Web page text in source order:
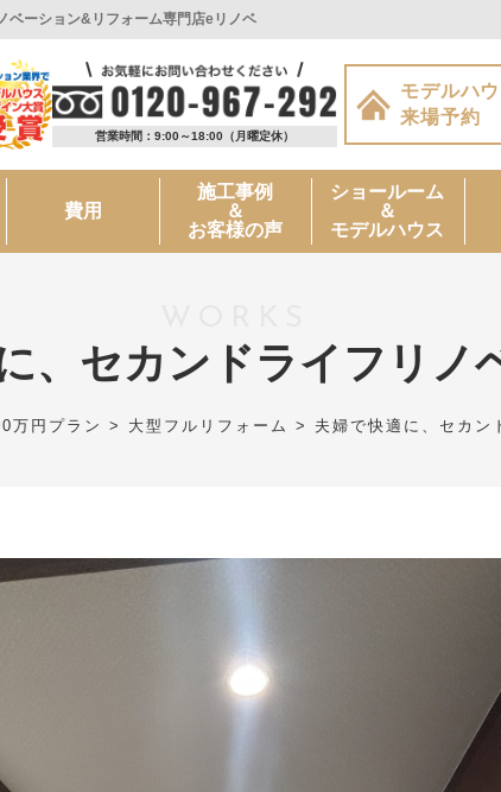
ベーション&リフォーム専門店eリノベ
営業時間：9:00～18:00 （月曜定休）
モデルハ
来場予約
費用
施工事例
＆
お客様の声
ショールーム
＆
モデルハウス
、セカンドライフリノ
万円プラン > 大型フルリフォーム > 夫婦で快適に、セカン